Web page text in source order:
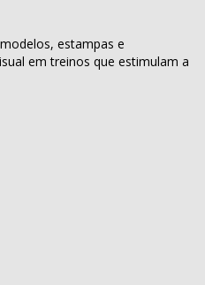
estampas e
em treinos que estimulam a